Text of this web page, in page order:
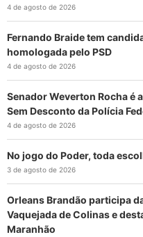
4 de agosto de 2026
Fernando Braide tem
homologada pelo PSD
4 de agosto de 2026
Senador Weverton Rocha é
Sem Desconto da Polícia
4 de agosto de 2026
No jogo do Poder, toda
3 de agosto de 2026
Orleans Brandão participa
Vaquejada de Colinas e
Maranhão